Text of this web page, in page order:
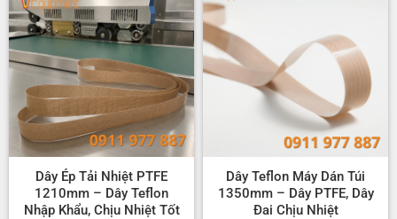
Dây Ép Tải Nhiệt PTFE
1210mm – Dây Teflon
Nhập Khẩu, Chịu Nhiệt Tốt
Dây Teflon Máy Dán Túi
1350mm – Dây PTFE, Dây
Đai Chịu Nhiệt